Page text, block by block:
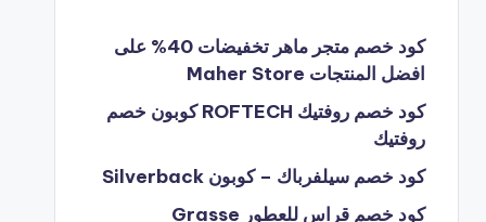
كود خصم متجر ماهر تخفيضات 40% على
افضل المنتجات Maher Store
كود خصم روفتيك ROFTECH كوبون خصم
روفتيك
كود خصم سيلفرباك – كوبون Silverback
كود خصم قراس للعطور Grasse